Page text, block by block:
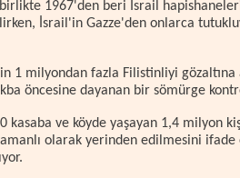
birlikte 1967'den beri İsrail
İsrail'in Gazze'den onlarca
1 milyondan fazla Filistinliyi gözaltına
öncesine dayanan bir sömürge
kasaba ve köyde yaşayan 1,4 milyon
olarak yerinden edilmesini